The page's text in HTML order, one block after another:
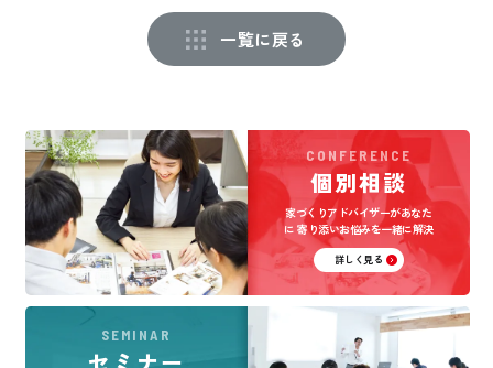
一覧に戻る
CONFERENCE
個別相談
家づくりアドバイザーがあなた
に寄り添いお悩みを一緒に解決
詳しく見る
SEMINAR
セミナー